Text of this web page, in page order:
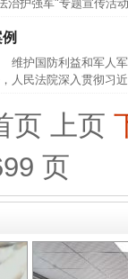
治护强军"专题宣传活
护国防利益和军人军
人民法院深入贯彻习
页 上页
页